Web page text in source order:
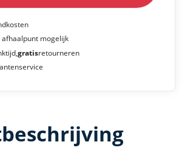
mogelijk
gratisretourneren